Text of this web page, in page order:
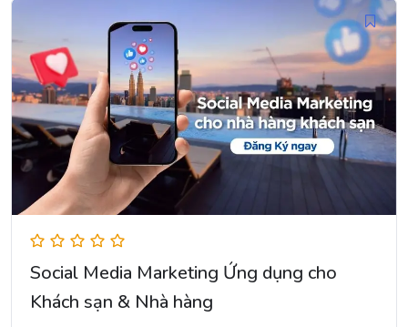
Social Media Marketing Ứng dụng cho
Khách sạn & Nhà hàng